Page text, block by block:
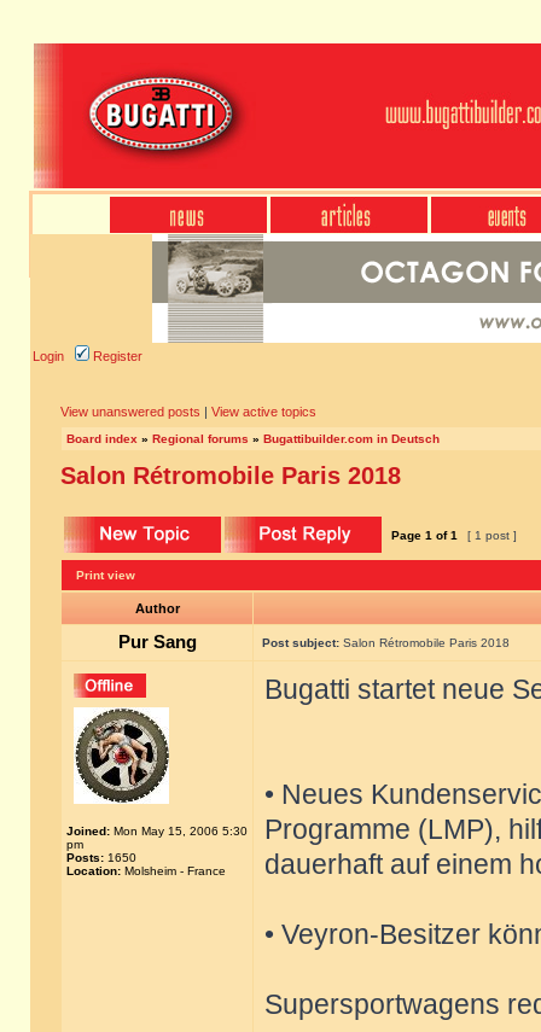
Login Register
View unanswered posts | View active topics
Board index » Regional forums » Bugattibuilder.com in Deutsch
Salon Rétromobile Paris 2018
Page 1 of1 [ 1 post ]
Print view
Author
Pur Sang Post subject: Salon Rétromobile Paris 2018
Joined: Mon May 15, 2006 5:30
pm
Posts: 1650
Location: Molsheim - France
Bugatti startet neue
• Neues
Programme (LMP),
dauerhaft auf einem
• Veyron-Besitzer
Supersportwagens